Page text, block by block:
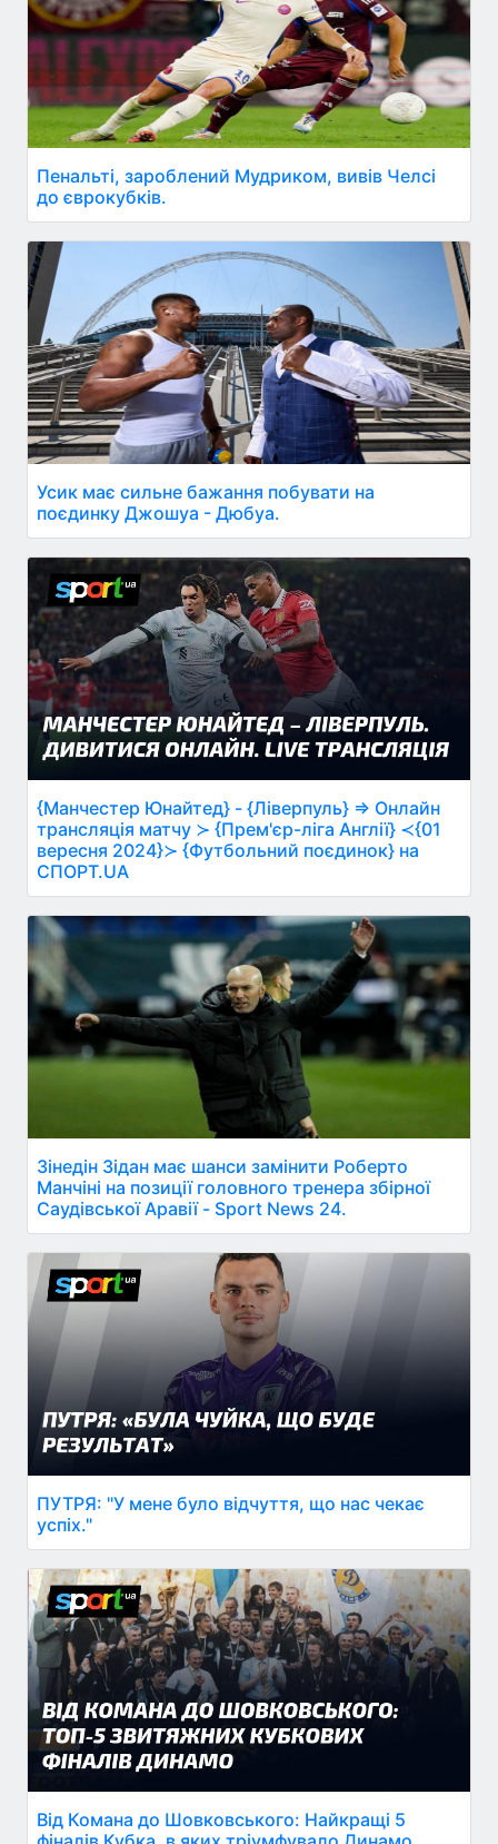
Пенальті, зароблений Мудриком, вивів Челсі
до єврокубків.
Усик має сильне бажання побувати на
поєдинку Джошуа - Дюбуа.
{Манчестер Юнайтед} - {Ліверпуль} ⇒ Онлайн
трансляція матчу ≻ {Прем'єр-ліга Англії} ≺{01
вересня 2024}≻ {Футбольний поєдинок} на
СПОРТ.UA
Зінедін Зідан має шанси замінити Роберто
Манчіні на позиції головного тренера збірної
Саудівської Аравії - Sport News 24.
ПУТРЯ: "У мене було відчуття, що нас чекає
успіх."
Від Комана до Шовковського: Найкращі 5